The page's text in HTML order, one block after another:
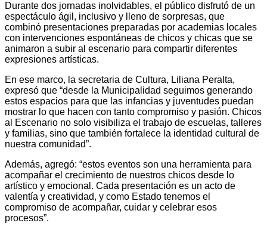
Durante dos jornadas inolvidables, el público disfrutó de un
espectáculo ágil, inclusivo y lleno de sorpresas, que
combinó presentaciones preparadas por academias locales
con intervenciones espontáneas de chicos y chicas que se
animaron a subir al escenario para compartir diferentes
expresiones artísticas.
En ese marco, la secretaria de Cultura, Liliana Peralta,
expresó que “desde la Municipalidad seguimos generando
estos espacios para que las infancias y juventudes puedan
mostrar lo que hacen con tanto compromiso y pasión. Chicos
al Escenario no solo visibiliza el trabajo de escuelas, talleres
y familias, sino que también fortalece la identidad cultural de
nuestra comunidad”.
Además, agregó: “estos eventos son una herramienta para
acompañar el crecimiento de nuestros chicos desde lo
artístico y emocional. Cada presentación es un acto de
valentía y creatividad, y como Estado tenemos el
compromiso de acompañar, cuidar y celebrar esos
procesos”.